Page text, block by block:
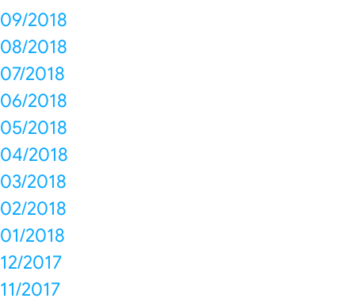
09/2018
08/2018
07/2018
06/2018
05/2018
04/2018
03/2018
02/2018
01/2018
12/2017
11/2017